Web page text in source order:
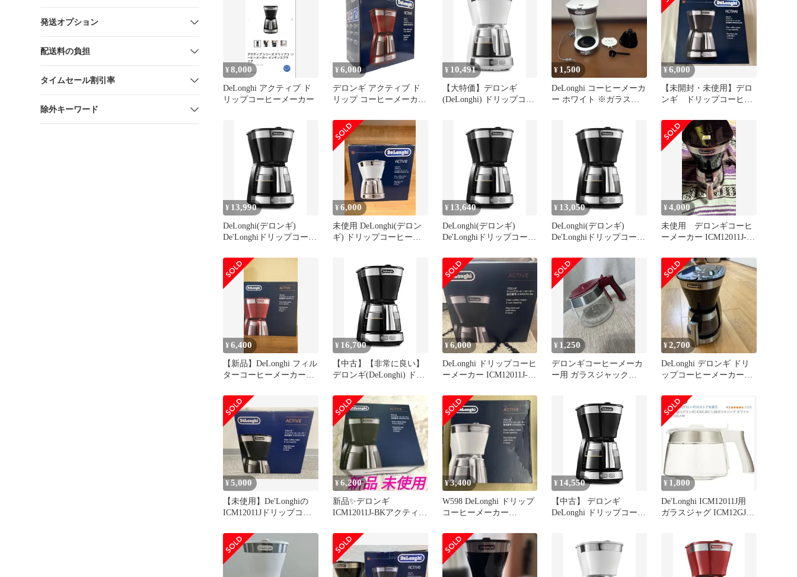
発送オプション
配送料の負担
タイムセール割引率
除外キーワード
¥8,000
DeLonghi アクティブ ド
リップコーヒーメーカー
¥ 6,000
デロンギ アクティブ ド
リップ コーヒーメーカー
レッド 【沖縄・離島配送
不可】
¥ 10,491
【大特価】デロンギ
(DeLonghi) ドリップコー
[5杯用]ICM12011J-W
¥ 1,500
DeLonghi コーヒーメーカ
ー ホワイト ※ガラスジ
¥6,000
【未開封・未使用】デロ
ンギ ドリップコーヒー
¥ 13,990
DeLonghi(デロンギ)
De'Longhiドリップコーヒ
ICM12011J-BK レギュラ
ーコーヒー 5杯用 ペーパ
ーレスフィルター [イン
テンスブラック] ファミ
リー登録で3年保証e
¥6,000
未使用 DeLonghi(デロン
ギ) ドリップコーヒーメ
¥ 13,640
DeLonghi(デロンギ)
De'Longhiドリップコーヒ
ICM12011J-BK レギュラ
ーコーヒー 5杯用 ペーパ
ーレスフィルター [イン
テンスブラック] ファミ
リー登録で3年保証★
76556225
¥ 13,050
DeLonghi(デロンギ)
De'Longhiドリップコーヒ
ICM12011J-BK レギュラ
ーコーヒー 5杯用 ペーパ
ーレスフィルター [イン
テンスブラック] ファミ
リー登録で3年保証
¥4,000
未使用 デロンギコーヒ
ーメーカー ICM12011J-
¥6,400
【新品】DeLonghi フィル
ターコーヒーメーカー
¥ 16,700
【中古】【非常に良い】
デロンギ(DeLonghi) ドリ
ラック アクティブシリー
ズ [5杯用] ICM12011J-BK
¥6,000
DeLonghi ドリップコーヒ
ーメーカー ICM12011J-
¥ 1,250
デロンギコーヒーメーカ
ー用 ガラスジャック
¥2,700
DeLonghi デロンギ ドリ
ップコーヒーメーカー
¥5,000
【未使用】De'Longhiの
ICM12011Jドリップコー
¥6,200
新品✨️デロンギ
ICM12011J-BKアクティブ
ー黒
¥3,400
W598 DeLonghi ドリップ
コーヒーメーカー
¥ 14,550
【中古】 デロンギ
DeLonghi ドリップコーヒ
ICM12011J-BK
¥ 1,800
De'Longhi ICM12011J用
ガラスジャグ ICM12GJ-